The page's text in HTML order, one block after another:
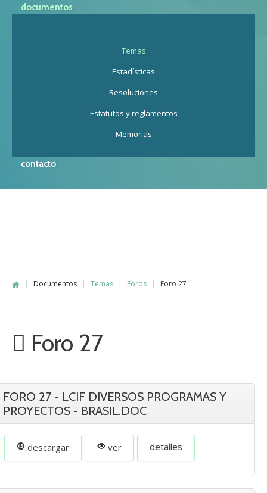
documentos
Temas
Estadísticas
Resoluciones
Estatutos y reglamentos
Memorias
contacto
| Documentos | Temas | Foros | Foro 27
Foro 27
FORO 27 - LCIF DIVERSOS PROGRAMAS Y
PROYECTOS - BRASIL.DOC
descargar ver detalles